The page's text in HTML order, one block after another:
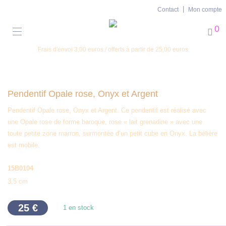
Contact Mon compte
0
Frais d'envoi 3,00 euros / offerts à partir de 25,00 euros
Pendentif Opale rose, Onyx et Argent
Pendentif Opale rose, Onyx et Argent. Ce pendentif est réalisé avec
une Opale rose de forme baroque, rose « lait grenadine » avec une
toute petite zone marron, surmontée d’un petit cube en Onyx. La bélière
est mobile.
15B0104
3,5 cm
25 € 1 en stock